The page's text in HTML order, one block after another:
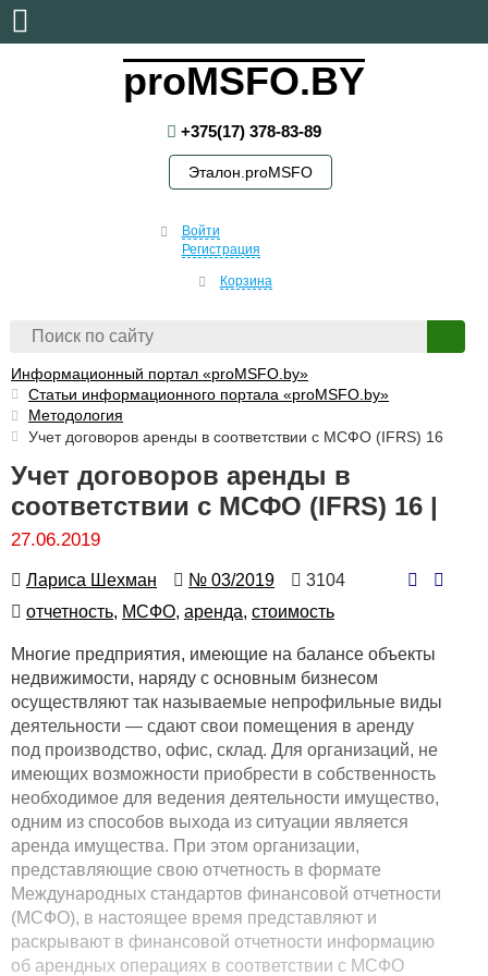
proMSFO.BY
+375(17) 378-83-89
Эталон.proMSFO
Войти
Регистрация
Корзина
Информационный портал «proMSFO.by»
Статьи информационного портала «proMSFO.by»
Методология
Учет договоров аренды в соответствии с МСФО (IFRS) 16
Учет договоров аренды в
соответствии с МСФО (IFRS) 16 |
27.06.2019
Автор
Лариса Шехман Номер
№ 03/2019
Количество
3104
Автор
отчетность, МСФО, аренда, стоимость
Многие предприятия, имеющие на балансе объекты
недвижимости, наряду с основным бизнесом
осуществляют так называемые непрофильные виды
деятельности — сдают свои помещения в аренду
под производство, офис, склад. Для организаций, не
имеющих возможности приобрести в собственность
необходимое для ведения деятельности имущество,
одним из способов выхода из ситуации является
аренда имущества. При этом организации,
представляющие свою отчетность в формате
Международных стандартов финансовой отчетности
(МСФО), в настоящее время представляют и
раскрывают в финансовой отчетности информацию
об арендных операциях в соответствии с МСФО